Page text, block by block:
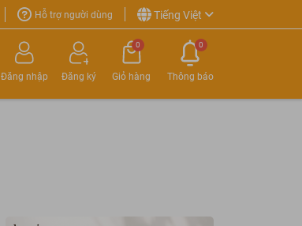
Hỗ trợ người dùng Tiếng Việt
Đăng nhập Đăng ký
0
Giỏ hàng Thông báo
0